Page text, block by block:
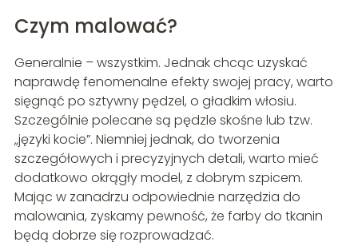
Czym malować?
Generalnie – wszystkim. Jednak chcąc uzyskać
naprawdę fenomenalne efekty swojej pracy, warto
sięgnąć po sztywny pędzel, o gładkim włosiu.
Szczególnie polecane są pędzle skośne lub tzw.
„języki kocie”. Niemniej jednak, do tworzenia
szczegółowych i precyzyjnych detali, warto mieć
dodatkowo okrągły model, z dobrym szpicem.
Mając w zanadrzu odpowiednie narzędzia do
malowania, zyskamy pewność, że farby do tkanin
będą dobrze się rozprowadzać.